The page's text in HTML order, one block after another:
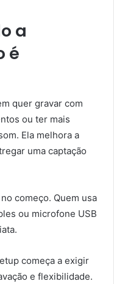
a
é
quer gravar com
ou ter mais
Ela melhora a
uma captação
começo. Quem usa
ou microfone USB
começa a exigir
e flexibilidade.